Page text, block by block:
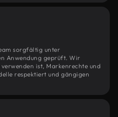
sorgfältig unter
Anwendung geprüft. Wir
ist, Markenrechte und
respektiert und gängigen